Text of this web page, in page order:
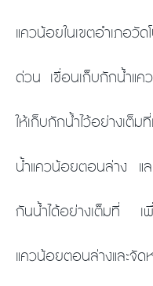
แควน้อยในเขตอำเภอ
ด่วน เขื่อนเก็บกักน้ำแค
ให้เก็บกักน้ำไว้อย่างเต็
น้ำแควน้อยตอนล่าง แล
กันน้ำได้อย่างเต็มที่ เพื่
แควน้อยตอนล่างและจั